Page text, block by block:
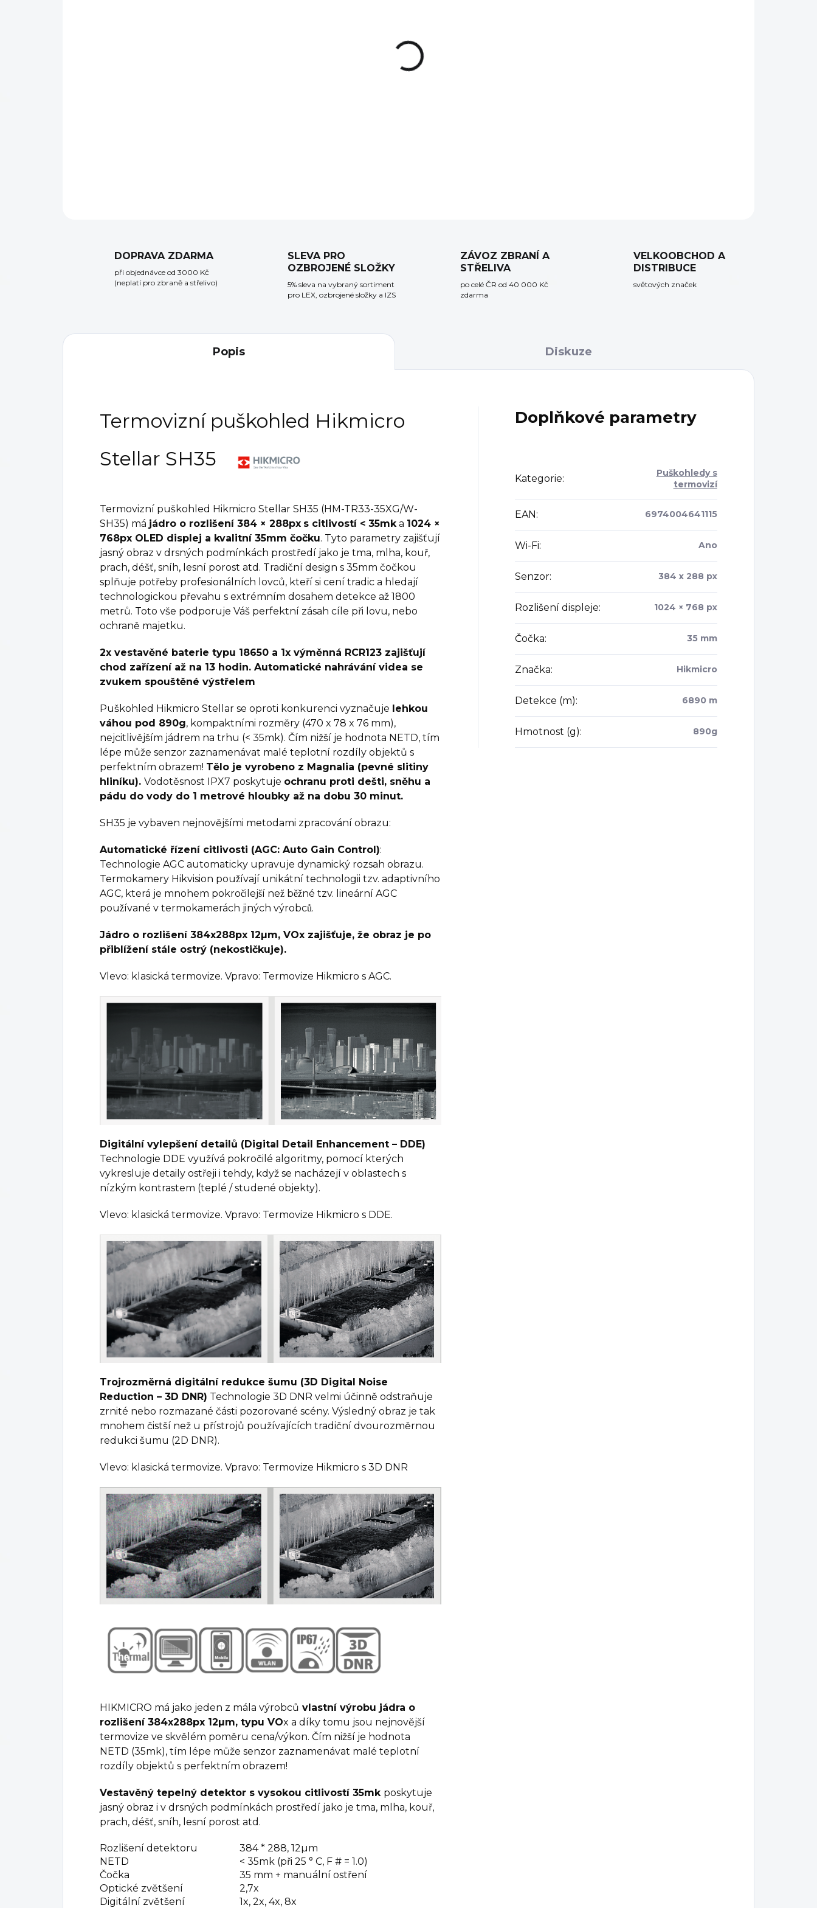
Termovizní zaměřovač. Čočka 35
DOPRAVA ZDARMA
při objednávce od 3000 Kč
(neplatí pro zbraně a střelivo)
SLEVA PRO
OZBROJENÉ SLOŽKY
5% sleva na vybraný sortiment
pro LEX, ozbrojené složky a IZS
ZÁVOZ ZBRANÍ A
STŘELIVA
po celé ČR od 40 000 Kč
zdarma
VELKOOBCHOD A
DISTRIBUCE
světových značek
Popis Diskuze
Termovizní puškohled Hikmicro
Stellar SH35
Termovizní puškohled Hikmicro Stellar SH35 (HM-TR33-35XG/W-
SH35) má jádro o rozlišení 384 × 288px s citlivostí < 35mk a 1024 ×
768px OLED displej a kvalitní 35mm čočku. Tyto parametry zajišťují
jasný obraz v drsných podmínkách prostředí jako je tma, mlha, kouř,
prach, déšť, sníh, lesní porost atd. Tradiční design s 35mm čočkou
splňuje potřeby profesionálních lovců, kteří si cení tradic a hledají
technologickou převahu s extrémním dosahem detekce až 1800
metrů. Toto vše podporuje Váš perfektní zásah cíle při lovu, nebo
ochraně majetku.
2x vestavěné baterie typu 18650 a 1x výměnná RCR123 zajišťují
chod zařízení až na 13 hodin. Automatické nahrávání videa se
zvukem spouštěné výstřelem
Puškohled Hikmicro Stellar se oproti konkurenci vyznačuje lehkou
váhou pod 890g, kompaktními rozměry (470 x 78 x 76 mm),
nejcitlivějším jádrem na trhu (< 35mk). Čím nižší je hodnota NETD, tím
lépe může senzor zaznamenávat malé teplotní rozdíly objektů s
perfektním obrazem! Tělo je vyrobeno z Magnalia (pevné slitiny
hliníku). Vodotěsnost IPX7 poskytuje ochranu proti dešti, sněhu a
pádu do vody do 1 metrové hloubky až na dobu 30 minut.
SH35 je vybaven nejnovějšími metodami zpracování obrazu:
Automatické řízení citlivosti (AGC: Auto Gain Control):
Technologie AGC automaticky upravuje dynamický rozsah obrazu.
Termokamery Hikvision používají unikátní technologii tzv. adaptivního
AGC, která je mnohem pokročilejší než běžné tzv. lineární AGC
používané v termokamerách jiných výrobců.
Jádro o rozlišení 384x288px 12µm, VOx zajišťuje, že obraz je po
přiblížení stále ostrý (nekostičkuje).
Vlevo: klasická termovize. Vpravo: Termovize Hikmicro s AGC.
Digitální vylepšení detailů (Digital Detail Enhancement – DDE)
Technologie DDE využívá pokročilé algoritmy, pomocí kterých
vykresluje detaily ostřeji i tehdy, když se nacházejí v oblastech s
nízkým kontrastem (teplé / studené objekty).
Vlevo: klasická termovize. Vpravo: Termovize Hikmicro s DDE.
Trojrozměrná digitální redukce šumu (3D Digital Noise
Reduction – 3D DNR) Technologie 3D DNR velmi účinně odstraňuje
zrnité nebo rozmazané části pozorované scény. Výsledný obraz je tak
mnohem čistší než u přístrojů používajících tradiční dvourozměrnou
redukci šumu (2D DNR).
Vlevo: klasická termovize. Vpravo: Termovize Hikmicro s 3D DNR
HIKMICRO má jako jeden z mála výrobců vlastní výrobu jádra o
rozlišení 384x288px 12µm, typu VOx a díky tomu jsou nejnovější
termovize ve skvělém poměru cena/výkon. Čím nižší je hodnota
NETD (35mk), tím lépe může senzor zaznamenávat malé teplotní
rozdíly objektů s perfektním obrazem!
Vestavěný tepelný detektor s vysokou citlivostí 35mk poskytuje
jasný obraz i v drsných podmínkách prostředí jako je tma, mlha, kouř,
prach, déšť, sníh, lesní porost atd.
Rozlišení detektoru
384 * 288, 12µm
NETD
< 35mk (při 25 ° C, F # = 1.0)
Čočka
35 mm + manuální ostření
Optické zvětšení
2,7x
Digitální zvětšení
1x, 2x, 4x, 8x
Doplňkové parametry
Kategorie:
Puškohledy s
termovizí
EAN : 6974004641115
Wi-Fi: Ano
Senzor: 384 x 288 px
Rozlišení displeje: 1024 × 768 px
Čočka: 35 mm
Značka: Hikmicro
Detekce (m): 6890 m
Hmotnost (g): 890g